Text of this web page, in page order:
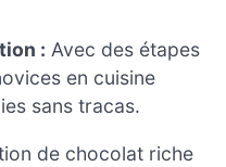
: Avec des étapes
en cuisine
sans tracas.
de chocolat riche